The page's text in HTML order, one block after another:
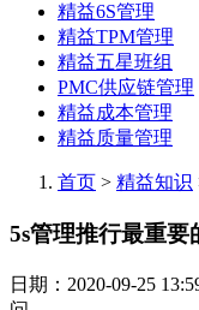
精益6S管理
精益TPM管理
精益五星班组
PMC供应链管理
精益成本管理
精益质量管理
首页 > 精益知识
5s管理推行最重要
日期：2020-09-25